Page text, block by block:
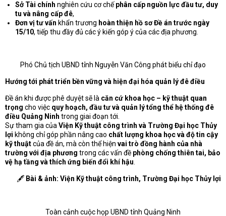
Sở Tài chính nghiên cứu cơ chếphân cấp nguồn lực đầu tư, duy
tu và nâng cấp đê,
Đơn vị tư vấn khẩn trương hoàn thiện hồ sơ Đề án trước ngày
15/10, tiếp thu đầy đủ các ý kiến góp ý của các địa phương.
Phó Chủ tịch UBND tỉnh Nguyễn Văn Công phát biểu chỉ đạo
Hướng tới phát triển bền vững và hiện đại hóa quản lý đê điều
Đề án khi được phê duyệt sẽ là căn cứ khoa học – kỹ thuật quan
trọng cho việc quy hoạch, đầu tư và quản lý tổng thể hệ thống đê
điều Quảng Ninh trong giai đoạn tới.
Sự tham gia của Viện Kỹ thuật công trình và Trường Đại học Thủy
lợi không chỉ góp phần nâng cao chất lượng khoa học và độ tin cậy
kỹ thuậtcủa đề án, mà còn thể hiện vai trò đồng hành của nhà
trường với địa phương trong các vấn đề phòng chống thiên tai, bảo
vệ hạ tầng và thích ứng biến đổi khí hậu
🖋 Bài & ảnh: Viện Kỹ thuật công trình, Trường Đại học Thủy lợi
Toàn cảnh cuộc họp UBND tỉnh Quảng Ninh